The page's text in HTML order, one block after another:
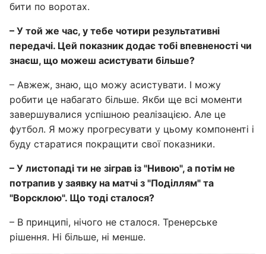
бити по воротах.
– У той же час, у тебе чотири результативні
передачі. Цей показник додає тобі впевненості чи
знаєш, що можеш асистувати більше?
– Авжеж, знаю, що можу асистувати. І можу
робити це набагато більше. Якби ще всі моменти
завершувалися успішною реалізацією. Але це
футбол. Я можу прогресувати у цьому компоненті і
буду старатися покращити свої показники.
– У листопаді ти не зіграв із "Нивою", а потім не
потрапив у заявку на матчі з "Поділлям" та
"Ворсклою". Що тоді сталося?
– В принципі, нічого не сталося. Тренерське
рішення. Ні більше, ні менше.